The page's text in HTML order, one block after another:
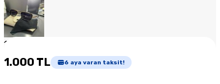
1
1.000 TL 6 aya varan taksit!